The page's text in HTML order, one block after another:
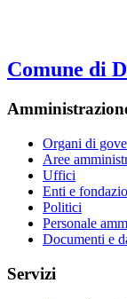
Comune di
Organi di
Aree
Uffici
Enti e
Politici
Personale
Documenti e
Servizi